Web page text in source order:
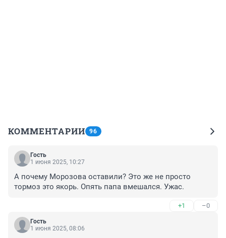
КОММЕНТАРИИ 96
Гость
1 июня 2025, 10:27
А почему Морозова оставили? Это же не просто
тормоз это якорь. Опять папа вмешался. Ужас.
+1 –0
Гость
1 июня 2025, 08:06